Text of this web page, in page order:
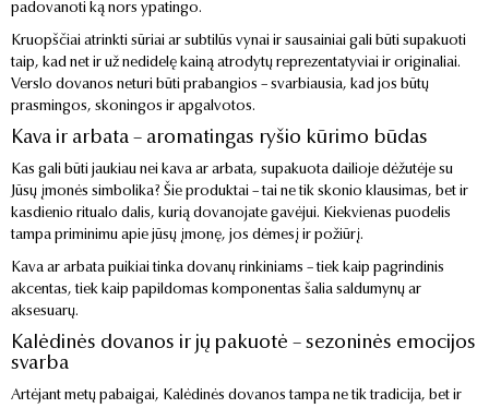
padovanoti ką nors ypatingo.
Kruopščiai atrinkti sūriai ar subtilūs vynai ir sausainiai gali būti supakuoti
taip, kad net ir už nedidelę kainą atrodytų reprezentatyviai ir originaliai.
Verslo dovanos neturi būti prabangios – svarbiausia, kad jos būtų
prasmingos, skoningos ir apgalvotos.
Kava ir arbata – aromatingas ryšio kūrimo būdas
Kas gali būti jaukiau nei kava ar arbata, supakuota dailioje dėžutėje su
Jūsų įmonės simbolika? Šie produktai – tai ne tik skonio klausimas, bet ir
kasdienio ritualo dalis, kurią dovanojate gavėjui. Kiekvienas puodelis
tampa priminimu apie jūsų įmonę, jos dėmesį ir požiūrį.
Kava ar arbata puikiai tinka dovanų rinkiniams – tiek kaip pagrindinis
akcentas, tiek kaip papildomas komponentas šalia saldumynų ar
aksesuarų.
Kalėdinės dovanos ir jų pakuotė – sezoninės emocijos
svarba
Artėjant metų pabaigai, Kalėdinės dovanos tampa ne tik tradicija, bet ir